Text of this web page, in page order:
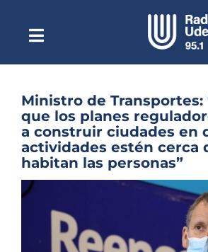
contenidoToggle
NavigationEscuchar Radio UdeC
Quiénes Somos
Programación
Podcast
Noticias
Reportajes
Columnas
Ministro de Transportes:
que los planes
a construir ciudades en
actividades estén cerca
habitan las personas”
Ver
imagen